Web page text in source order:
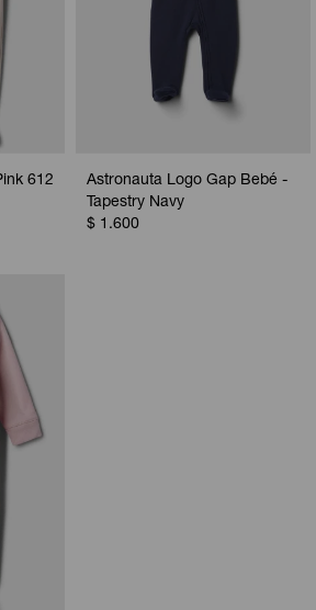
612
Astronauta Logo Gap Bebé -
Tapestry Navy
$ 1.600